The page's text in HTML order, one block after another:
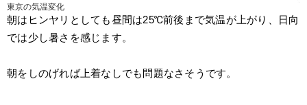
東京の気温変化
朝はヒンヤリとしても昼間は25℃前後まで気温が上がり、日向
では少し暑さを感じます。
朝をしのげれば上着なしでも問題なさそうです。